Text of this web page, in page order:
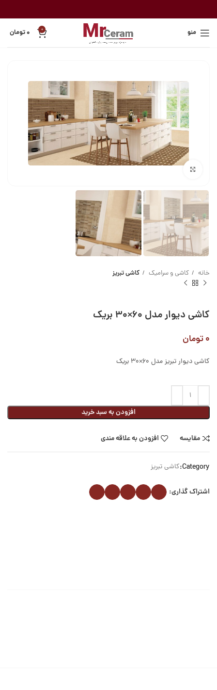
منو 0 ۰تومان
خانه کاشی و سرامیک کاشی تبریز
کاشی دیوار مدل ۶۰×۳۰ بریک
۰تومان
کاشی دیوار تبریز مدل ۶۰×۳۰ بریک
افزودن به سبد خرید
مقایسه افزودن به علاقه مندی
Category: کاشی تبریز
اشتراک گذاری: